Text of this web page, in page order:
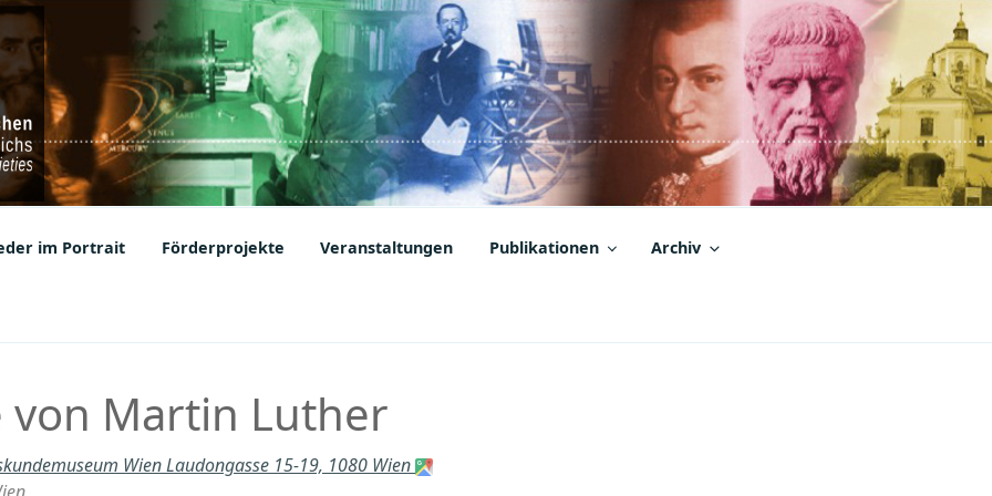
Societies
im Portrait Förderprojekte Veranstaltungen Publikationen Archiv
von Martin Luther
Wien Laudongasse 15-19, 1080 Wien